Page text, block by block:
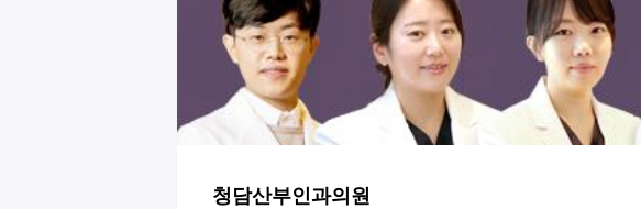
청담산부인과의원